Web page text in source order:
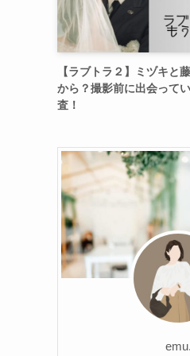
【ラブトラ２】ミヅキと
から？撮影前に出会って
査！
emu.